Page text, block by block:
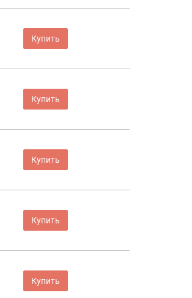
Купить
Купить
Купить
Купить
Купить